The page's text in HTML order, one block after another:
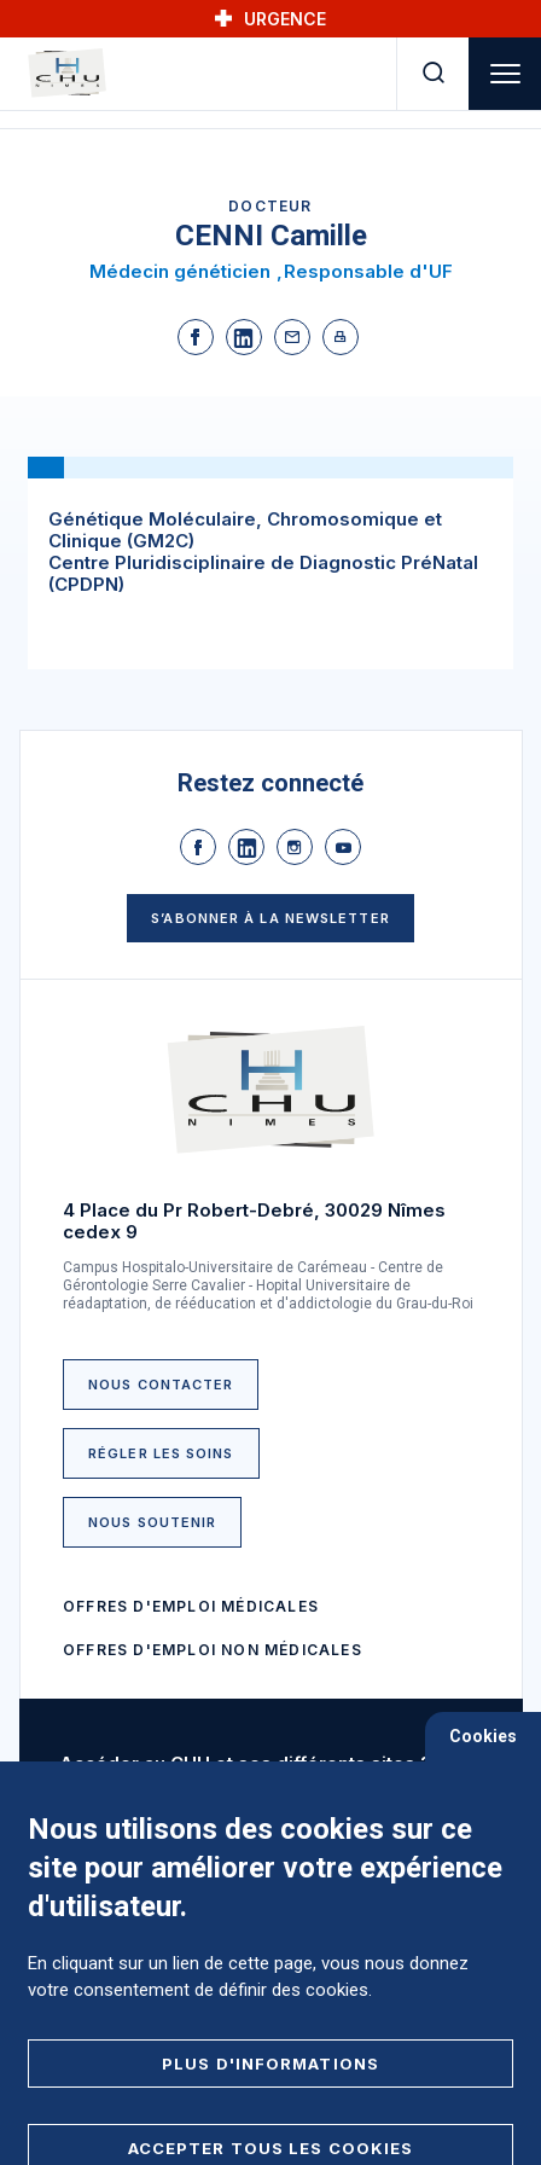
URGENCE
DOCTEUR
CENNI Camille
Médecin généticien Responsable d'UF
Génétique Moléculaire, Chromosomique et
Clinique (GM2C)
Centre Pluridisciplinaire de Diagnostic PréNatal
(CPDPN)
Restez connecté
S’ABONNER À LA NEWSLETTER
4 Place du Pr Robert-Debré, 30029 Nîmes
cedex 9
Campus Hospitalo-Universitaire de Carémeau - Centre de
Gérontologie Serre Cavalier - Hopital Universitaire de
réadaptation, de rééducation et d'addictologie du Grau-du-Roi
NOUS CONTACTER
RÉGLER LES SOINS
NOUS SOUTENIR
OFFRES D'EMPLOI MÉDICALES
OFFRES D'EMPLOI NON MÉDICALES
Accéder au CHU et ses différents sites ?
Comment préparer mon hospitalisation ?
Cookies
Nous utilisons des cookies sur ce
site pour améliorer votre expérience
d'utilisateur.
En cliquant sur un lien de cette page, vous nous donnez
votre consentement de définir des cookies.
PLUS D'INFORMATIONS
ACCEPTER TOUS LES COOKIES